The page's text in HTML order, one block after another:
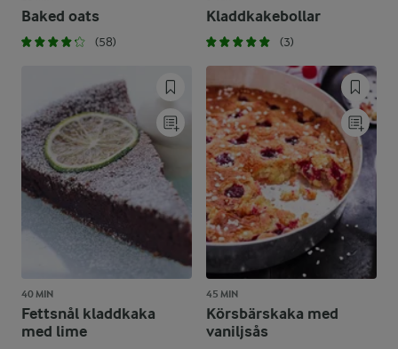
Baked oats
(58)
Kladdkakebollar
(3)
40 MIN
Fettsnål kladdkaka
med lime
45 MIN
Körsbärskaka med
vaniljsås